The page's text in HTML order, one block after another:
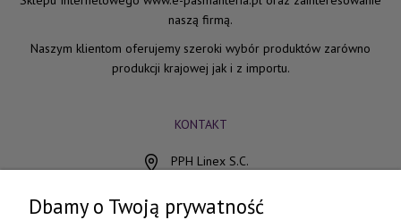
naszą firmą.
Naszym klientom oferujemy szeroki wybór produktów zarówno
produkcji krajowej jak i z importu.
KONTAKT
PPH Linex S.C.
85-078 Bydgoszcz
Dbamy o Twoją prywatność